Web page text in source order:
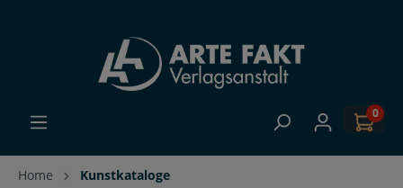
0
Home Kunstkataloge